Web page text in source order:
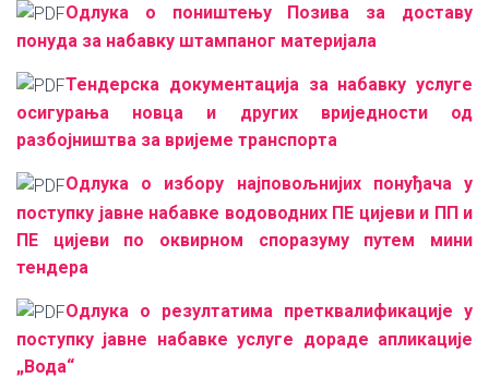
Одлука о поништењу Позива за доставу
понуда за набавку штампаног материјала
Тендерска документација за набавку услуге
осигурања новца и других вриједности од
разбојништва за вријеме транспорта
Одлука о избору најповољнијих понуђача у
поступку јавне набавке водоводних ПЕ цијеви и ПП и
ПЕ цијеви по оквирном споразуму путем мини
тендера
Одлука о резултатима претквалификације у
поступку јавне набавке услуге дораде апликације
„Вода“